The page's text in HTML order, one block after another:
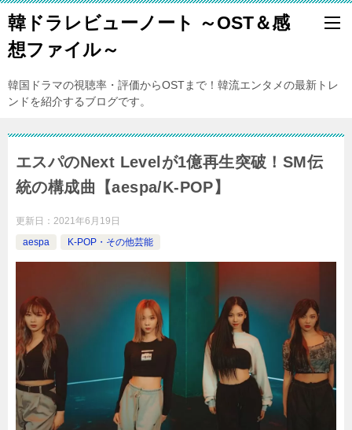
韓ドラレビューノート ～OST＆感
想ファイル～
韓国ドラマの視聴率・評価からOSTまで！韓流エンタメの最新トレ
ンドを紹介するブログです。
エスパのNext Levelが1億再生突破！SM伝
統の構成曲【aespa/K-POP】
更新日： 2021年6月19日
aespa
K-POP・その他芸能